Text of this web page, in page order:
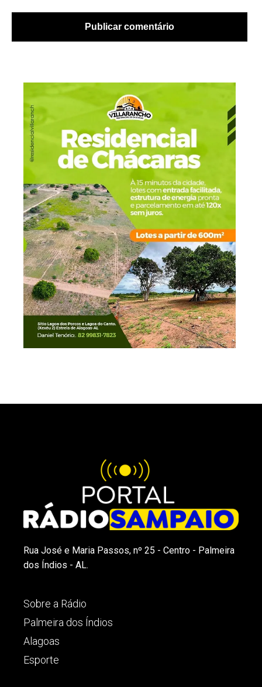
Rua José e Maria Passos, nº 25 - Centro - Palmeira
dos Índios - AL.
Sobre a Rádio
Palmeira dos Índios
Alagoas
Esporte